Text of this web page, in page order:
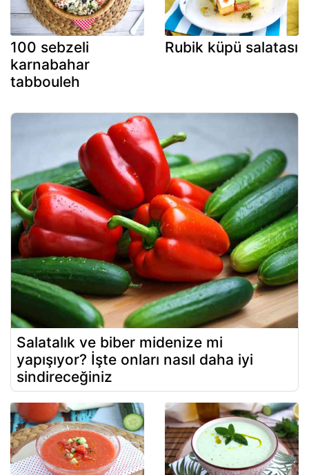
100 sebzeli
karnabahar
tabbouleh
Rubik küpü salatası
Salatalık ve biber midenize mi
yapışıyor? İşte onları nasıl daha iyi
sindireceğiniz